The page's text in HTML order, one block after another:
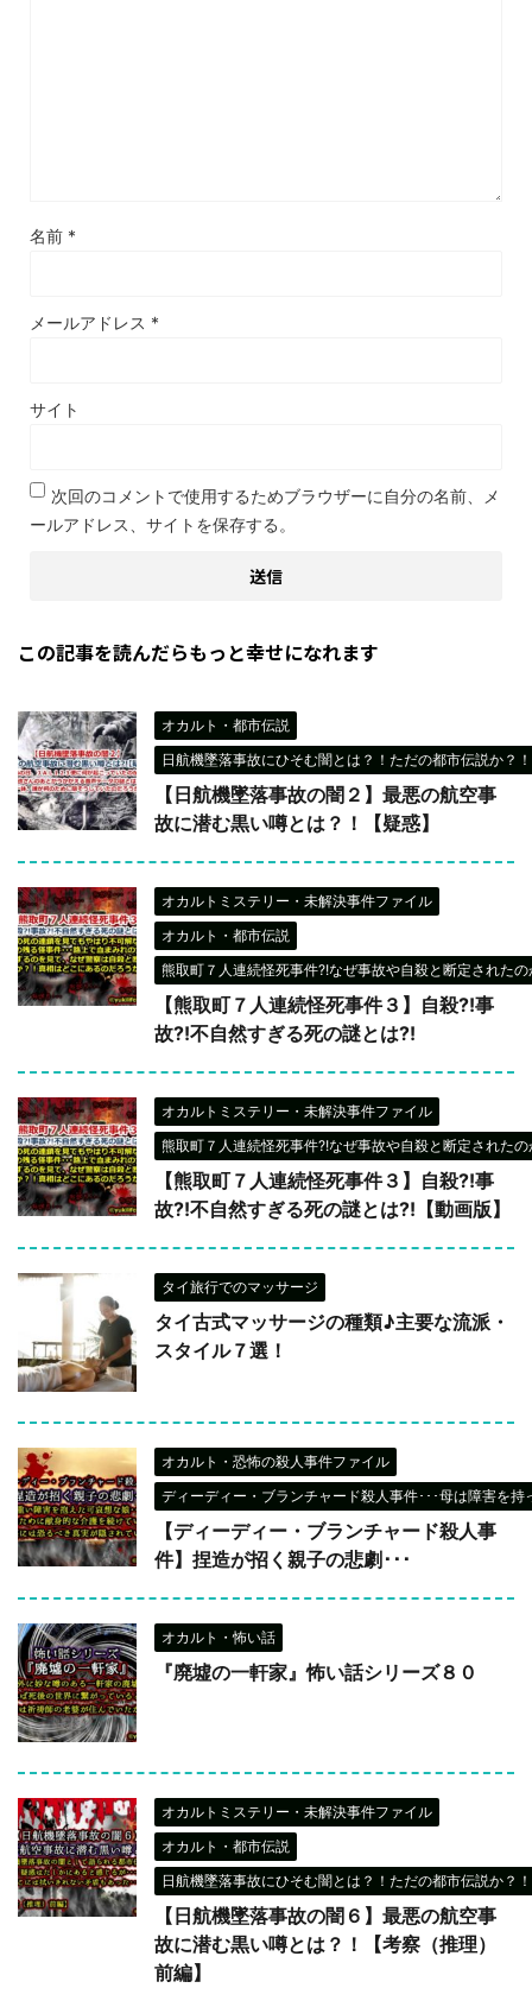
名前 *
メールアドレス *
サイト
次回のコメントで使用するためブラウザーに自分の名前、メ
ールアドレス、サイトを保存する。
この記事を読んだらもっと幸せになれます
オカルト・都市伝説
日航機墜落事故にひそむ闇とは？！ただの都市伝説か？
【日航機墜落事故の闇２】最悪の航空事
故に潜む黒い噂とは？！【疑惑】
オカルトミステリー・未解決事件ファイル
オカルト・都市伝説
熊取町７人連続怪死事件?!なぜ事故や自殺と断定された
【熊取町７人連続怪死事件３】自殺?!事
故?!不自然すぎる死の謎とは?!
オカルトミステリー・未解決事件ファイル
熊取町７人連続怪死事件?!なぜ事故や自殺と断定された
【熊取町７人連続怪死事件３】自殺?!事
故?!不自然すぎる死の謎とは?!【動画版】
タイ旅行でのマッサージ
タイ古式マッサージの種類♪主要な流派・
スタイル７選！
オカルト・恐怖の殺人事件ファイル
ディーディー・ブランチャード殺人事件･･･母は障害を
【ディーディー・ブランチャード殺人事
件】捏造が招く親子の悲劇･･･
オカルト・怖い話
『廃墟の一軒家』怖い話シリーズ８０
オカルトミステリー・未解決事件ファイル
オカルト・都市伝説
日航機墜落事故にひそむ闇とは？！ただの都市伝説か？
【日航機墜落事故の闇６】最悪の航空事
故に潜む黒い噂とは？！【考察（推理）
前編】